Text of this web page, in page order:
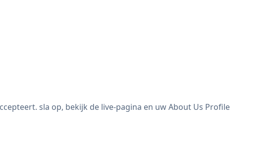
sla op, bekijk de live-pagina en uw About Us Profile